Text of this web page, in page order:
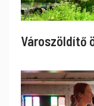
Városzöldítő